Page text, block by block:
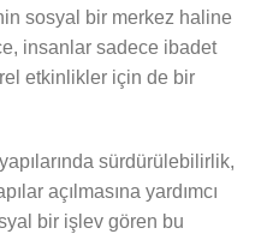
sosyal bir merkez haline
insanlar sadece ibadet
etkinlikler için de bir
yapılarında sürdürülebilirlik,
açılmasına yardımcı
bir işlev gören bu